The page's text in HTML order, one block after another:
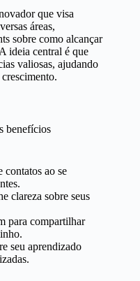
que visa
áreas,
sobre como alcançar
ideia central é que
valiosas, ajudando
benefícios
contatos ao se
clareza sobre seus
para compartilhar
seu aprendizado